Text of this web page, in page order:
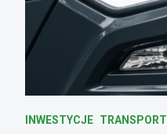
INWESTYCJE TRANSPORT